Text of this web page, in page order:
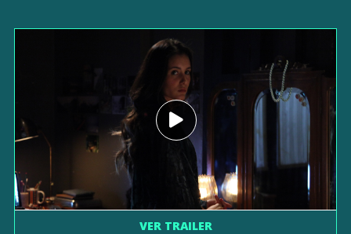
VER TRAILER